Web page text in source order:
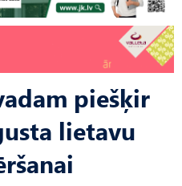
piešķir
lietavu